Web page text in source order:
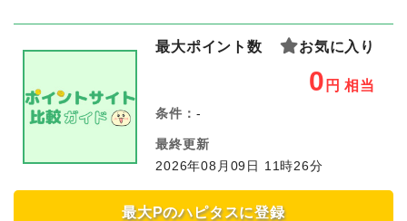
最大ポイント数 お気に入り
0 円 相当
条件： -
最終更新
2026年08月09日 11時26分
最大Pのハピタスに登録